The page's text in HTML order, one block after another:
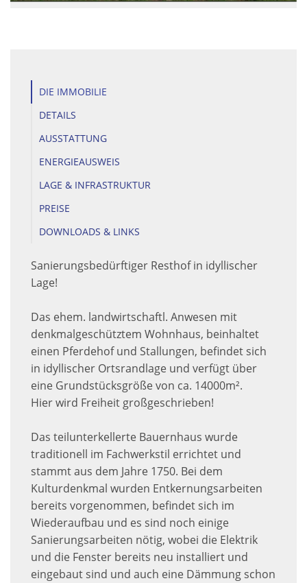
DIE IMMOBILIE
DETAILS
AUSSTATTUNG
ENERGIEAUSWEIS
LAGE & INFRASTRUKTUR
PREISE
DOWNLOADS & LINKS
Sanierungsbedürftiger Resthof in idyllischer
Lage!
Das ehem. landwirtschaftl. Anwesen mit
denkmalgeschütztem Wohnhaus, beinhaltet
einen Pferdehof und Stallungen, befindet sich
in idyllischer Ortsrandlage und verfügt über
eine Grundstücksgröße von ca. 14000m².
Hier wird Freiheit großgeschrieben!
Das teilunterkellerte Bauernhaus wurde
traditionell im Fachwerkstil errichtet und
stammt aus dem Jahre 1750. Bei dem
Kulturdenkmal wurden Entkernungsarbeiten
bereits vorgenommen, befindet sich im
Wiederaufbau und es sind noch einige
Sanierungsarbeiten nötig, wobei die Elektrik
und die Fenster bereits neu installiert und
eingebaut sind und auch eine Dämmung schon